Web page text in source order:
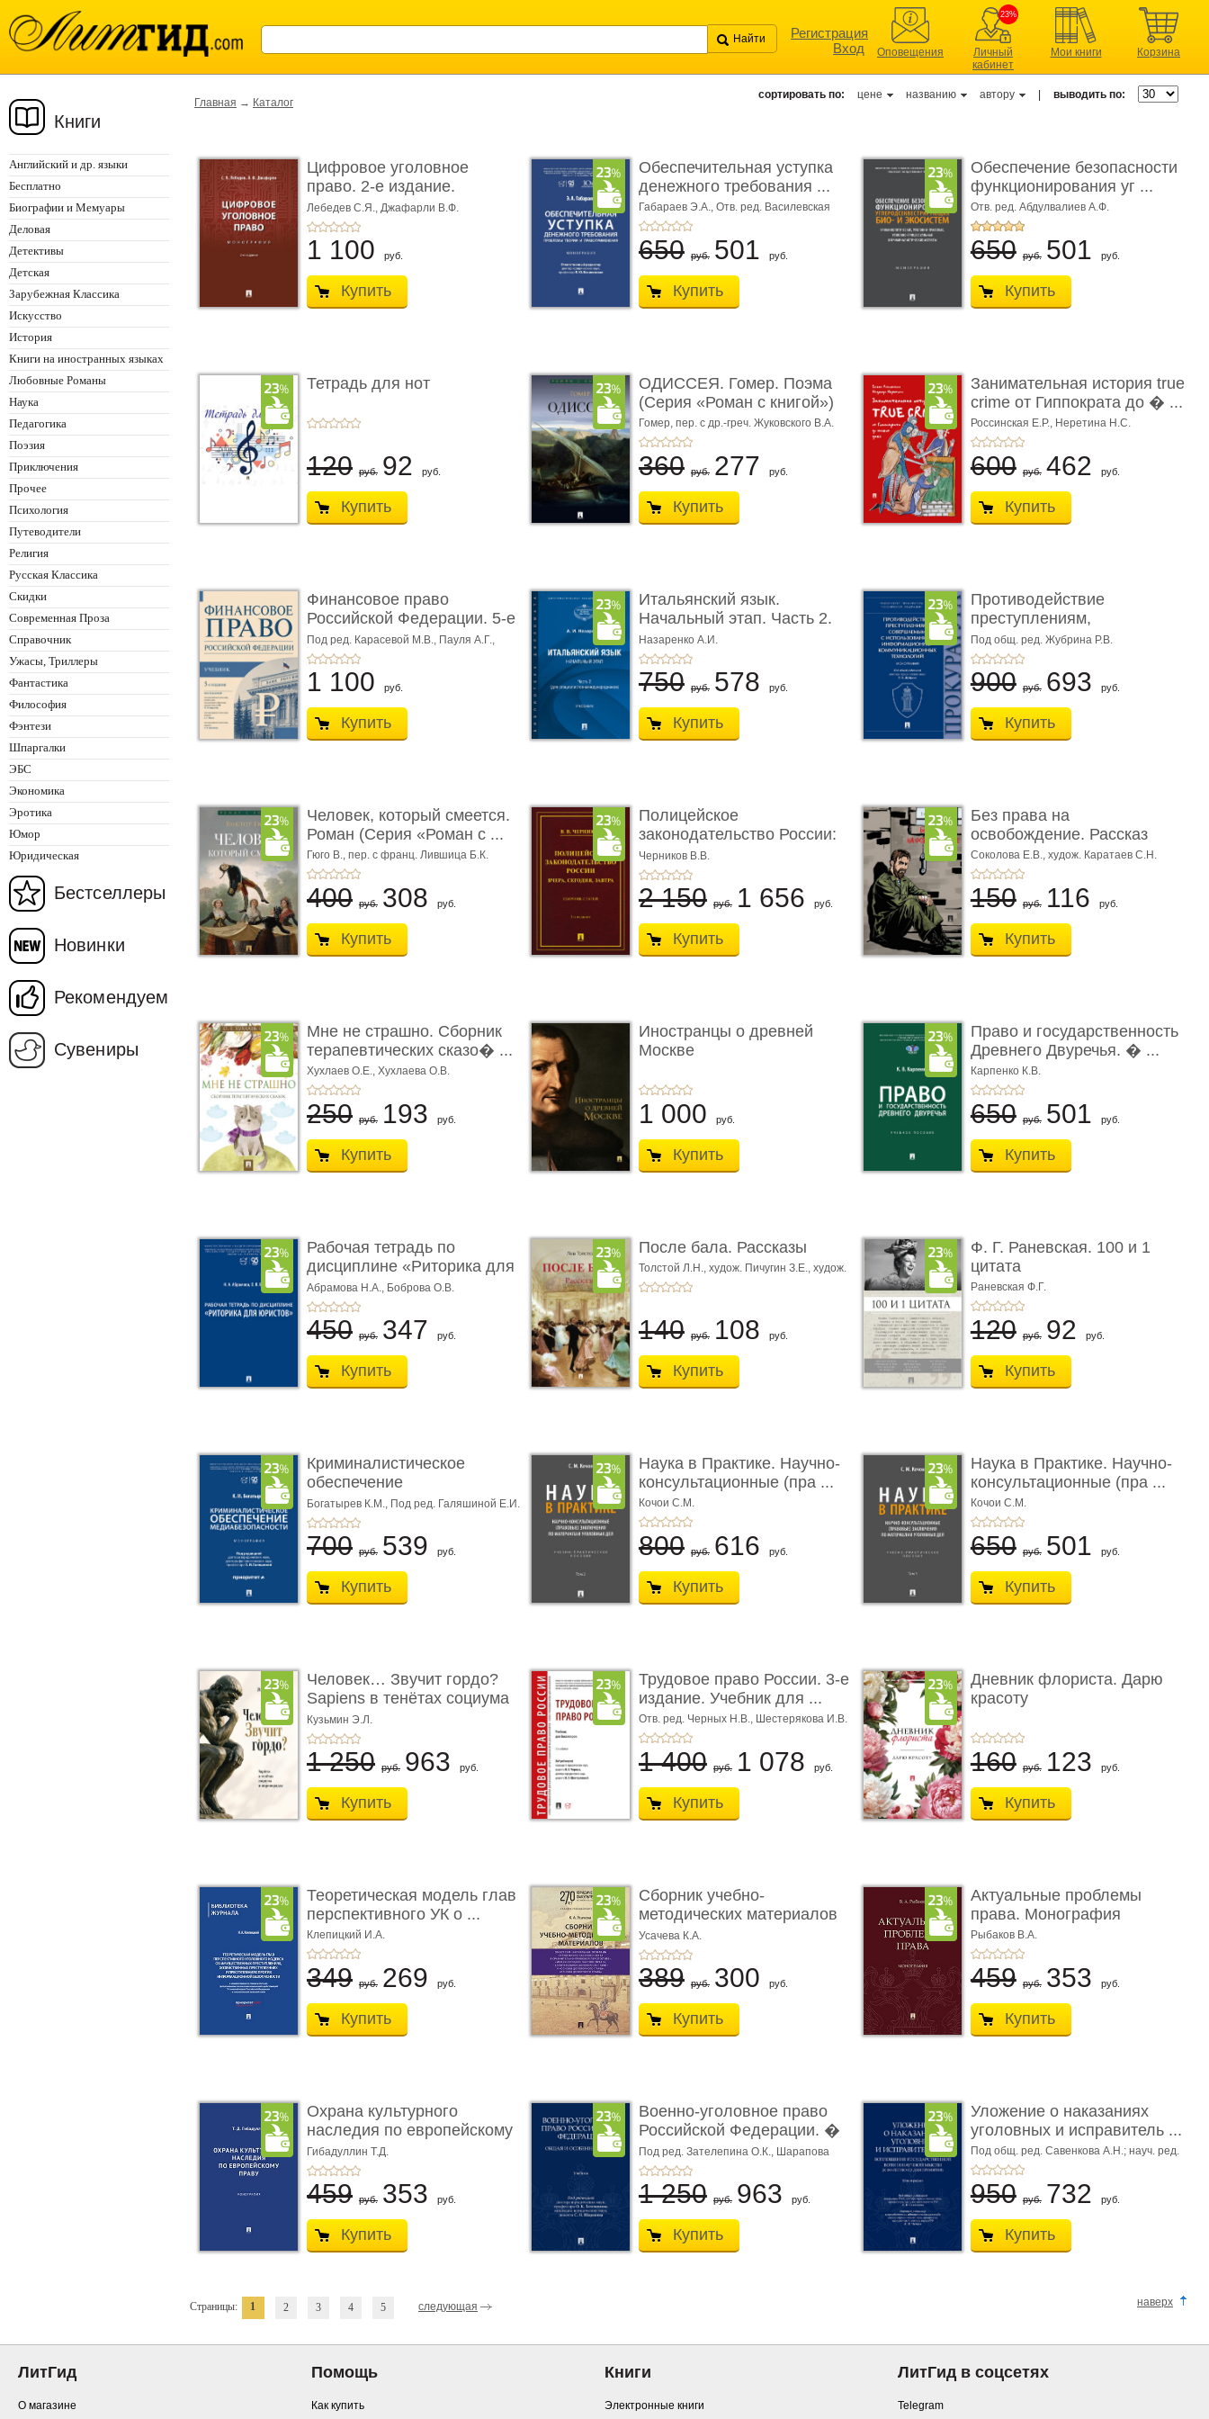
Регистрация
Вход
Оповещения
23%
Личный
кабинет
Мои книги Корзина
Книги
Английский и др. языки
Бесплатно
Биографии и Мемуары
Деловая
Детективы
Детская
Зарубежная Классика
Искусство
История
Книги на иностранных языках
Любовные Романы
Наука
Педагогика
Поэзия
Приключения
Прочее
Психология
Путеводители
Религия
Русская Классика
Скидки
Современная Проза
Справочник
Ужасы, Триллеры
Фантастика
Философия
Фэнтези
Шпаргалки
ЭБС
Экономика
Эротика
Юмор
Юридическая
Бестселлеры
Новинки
Рекомендуем
Сувениры
Главная → Каталог
сортировать по: цене названию автору выводить по:
Цифровое уголовное
право. 2-е издание.
Монограф ...
Лебедев С.Я., Джафарли В.Ф.
1 100 руб.
Купить
Обеспечительная уступка
денежного требования ...
Габараев Э.А., Отв. ред. Василевская
Л.Ю.,вступ. сл. Каретина М.Г.
650 руб. 501 руб.
Купить
Обеспечение безопасности
функционирования уг ...
Отв. ред. Абдулвалиев А.Ф.
650 руб. 501 руб.
Купить
Тетрадь для нот
120 руб. 92 руб.
Купить
ОДИССЕЯ. Гомер. Поэма
(Серия «Роман с книгой»)
Гомер, пер. с др.-греч. Жуковского В.А.
360 руб. 277 руб.
Купить
Занимательная история true
crime от Гиппократа до � ...
Россинская Е.Р., Неретина Н.С.
600 руб. 462 руб.
Купить
Финансовое право
Российской Федерации. 5-е
изд� ...
Под ред. Карасевой М.В., Пауля А.Г.,
Красюкова А.В.
1 100 руб.
Купить
Итальянский язык.
Начальный этап. Часть 2.
Учеб� ...
Назаренко А.И.
750 руб. 578 руб.
Купить
Противодействие
преступлениям,
совершаемым с ...
Под общ. ред. Жубрина Р.В.
900 руб. 693 руб.
Купить
Человек, который смеется.
Роман (Серия «Роман с ...
Гюго В., пер. с франц. Лившица Б.К.
400 руб. 308 руб.
Купить
Полицейское
законодательство России:
вчера, с� ...
Черников В.В.
2 150 руб. 1 656 руб.
Купить
Без права на
освобождение. Рассказ
Соколова Е.В., худож. Каратаев С.Н.
150 руб. 116 руб.
Купить
Мне не страшно. Сборник
терапевтических сказо� ...
Хухлаев О.Е., Хухлаева О.В.
250 руб. 193 руб.
Купить
Иностранцы о древней
Москве
1 000 руб.
Купить
Право и государственность
Древнего Двуречья. � ...
Карпенко К.В.
650 руб. 501 руб.
Купить
Рабочая тетрадь по
дисциплине «Риторика для
ю� ...
Абрамова Н.А., Боброва О.В.
450 руб. 347 руб.
Купить
После бала. Рассказы
Толстой Л.Н., худож. Пичугин З.Е., худож.
Лебедев А.И.,
140 руб. 108 руб.
Купить
Ф. Г. Раневская. 100 и 1
цитата
Раневская Ф.Г.
120 руб. 92 руб.
Купить
Криминалистическое
обеспечение
медиабезопас� ...
Богатырев К.М., Под ред. Галяшиной Е.И.
700 руб. 539 руб.
Купить
Наука в Практике. Научно-
консультационные (пра ...
Кочои С.М.
800 руб. 616 руб.
Купить
Наука в Практике. Научно-
консультационные (пра ...
Кочои С.М.
650 руб. 501 руб.
Купить
Человек… Звучит гордо?
Sapiens в тенётах социума
� ...
Кузьмин Э.Л.
1 250 руб. 963 руб.
Купить
Трудовое право России. 3-е
издание. Учебник для ...
Отв. ред. Черных Н.В., Шестерякова И.В.
1 400 руб. 1 078 руб.
Купить
Дневник флориста. Дарю
красоту
160 руб. 123 руб.
Купить
Теоретическая модель глав
перспективного УК о ...
Клепицкий И.А.
349 руб. 269 руб.
Купить
Сборник учебно-
методических материалов
по кур ...
Усачева К.А.
389 руб. 300 руб.
Купить
Актуальные проблемы
права. Монография
Рыбаков В.А.
459 руб. 353 руб.
Купить
Охрана культурного
наследия по европейскому
п ...
Гибадуллин Т.Д.
459 руб. 353 руб.
Купить
Военно-уголовное право
Российской Федерации. �
...
Под ред. Зателепина О.К., Шарапова
С.Н.
1 250 руб. 963 руб.
Купить
Уложение о наказаниях
уголовных и исправитель ...
Под общ. ред. Савенкова А.Н.; науч. ред.
и рук. авт. кол. Чучаев А.И.
950 руб. 732 руб.
Купить
Страницы: 1 2 3 4 5 следующая наверх
ЛитГид
О магазине
Помощь
Как купить
Книги
Электронные книги
ЛитГид в соцсетях
Telegram